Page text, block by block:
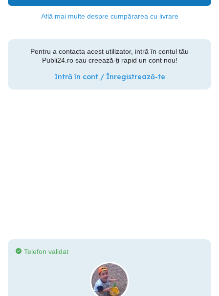
Află mai multe despre cumpărarea cu livrare
Pentru a contacta acest utilizator, intră în contul tău
Publi24.ro sau creează-ți rapid un cont nou!
Intră în cont / Înregistrează-te
Telefon validat